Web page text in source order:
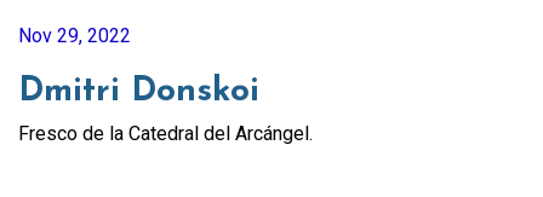
Nov 29, 2022
Dmitri Donskoi
Fresco de la Catedral del Arcángel.